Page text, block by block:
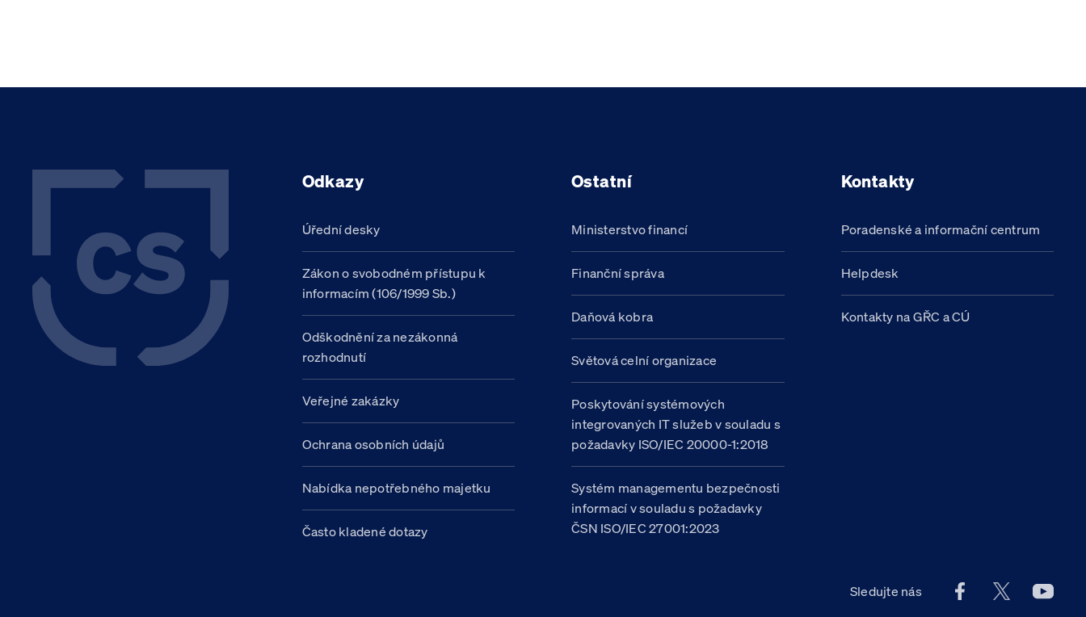
Odkazy
Úřední desky
Zákon o svobodném přístupu k
informacím (106/1999 Sb.)
Odškodnění za nezákonná
rozhodnutí
Veřejné zakázky
Ochrana osobních údajů
Nabídka nepotřebného majetku
Často kladené dotazy
Ostatní
Ministerstvo financí
Finanční správa
Daňová kobra
Světová celní organizace
Poskytování systémových
integrovaných IT služeb v souladu s
požadavky ISO/IEC 20000-1:2018
Systém managementu bezpečnosti
informací v souladu s požadavky
ČSN ISO/IEC 27001:2023
Kontakty
Poradenské a informační centrum
Helpdesk
Kontakty na GŘC a CÚ
Sledujte nás Facebook účet
X účet